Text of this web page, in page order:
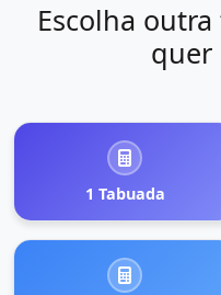
Escolha
quer
1 Tabuada